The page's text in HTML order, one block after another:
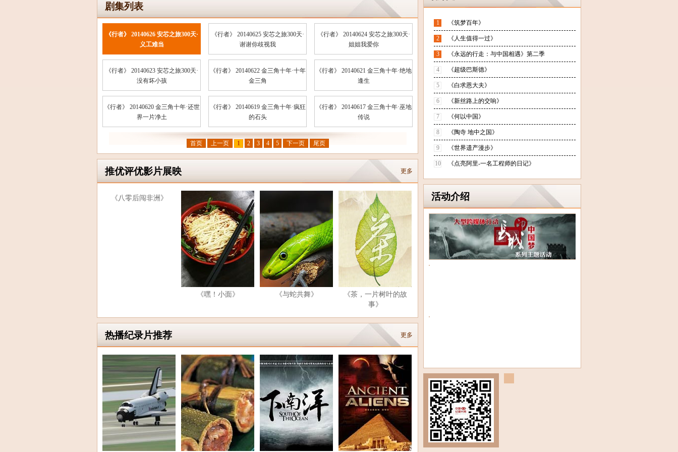
剧集列表
《行者》 20140626 安芯之旅300天·
义工难当
《行者》 20140625 安芯之旅300天·
谢谢你歧视我
《行者》 20140624 安芯之旅300天·
姐姐我爱你
《行者》 20140623 安芯之旅300天·
没有坏小孩
《行者》 20140622 金三角十年·十年
金三角
《行者》 20140621 金三角十年·绝地
逢生
《行者》 20140620 金三角十年·还世
界一片净土
《行者》 20140619 金三角十年·疯狂
的石头
《行者》 20140617 金三角十年·巫地
传说
首页 上一页 1 2 3 4 5 下一页 尾页
推优评优影片展映 更多
《八零后闯非洲》
《嘿！小面》 《与蛇共舞》
《茶，一片树叶的故
事》
热播纪录片推荐 更多
1 《筑梦百年》
2 《人生值得一过》
3 《永远的行走：与中国相遇》第二季
4 《超级巴斯德》
5 《白求恩大夫》
6 《新丝路上的交响》
7 《何以中国》
8 《陶寺 地中之国》
9 《世界遗产漫步》
10 《点亮阿里-一名工程师的日记》
活动介绍